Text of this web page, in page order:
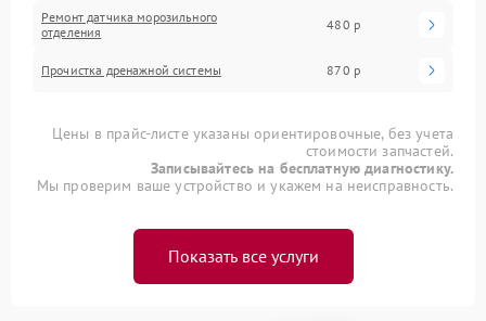
Ремонт датчика морозильного
отделения
480 р
Прочистка дренажной системы 870 р
Цены в прайс-листе указаны ориентировочные, без учета
стоимости запчастей.
Записывайтесь на бесплатную диагностику.
Мы проверим ваше устройство и укажем на неисправность.
Показать все услуги